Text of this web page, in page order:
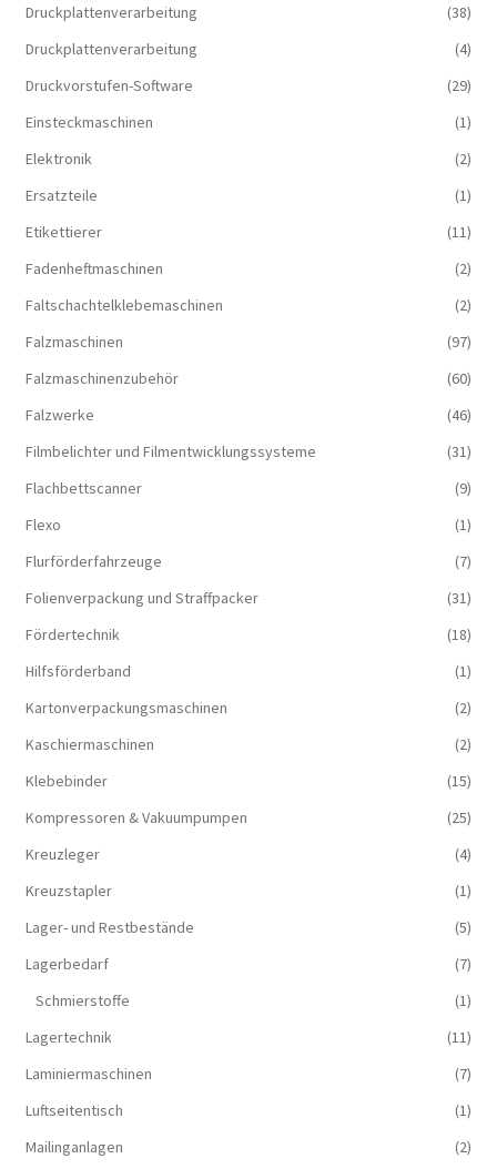
Druckplattenverarbeitung
(38)
Druckplattenverarbeitung
(4)
Druckvorstufen-Software
(29)
Einsteckmaschinen
(1)
Elektronik
(2)
Ersatzteile
(1)
Etikettierer
(11)
Fadenheftmaschinen
(2)
Faltschachtelklebemaschinen
(2)
Falzmaschinen
(97)
Falzmaschinenzubehör
(60)
Falzwerke
(46)
Filmbelichter und Filmentwicklungssysteme
(31)
Flachbettscanner
(9)
Flexo
(1)
Flurförderfahrzeuge
(7)
Folienverpackung und Straffpacker
(31)
Fördertechnik
(18)
Hilfsförderband
(1)
Kartonverpackungsmaschinen
(2)
Kaschiermaschinen
(2)
Klebebinder
(15)
Kompressoren & Vakuum­pumpen
(25)
Kreuzleger
(4)
Kreuzstapler
(1)
Lager- und Restbestände
(5)
Lagerbedarf
(7)
Schmierstoffe
(1)
Lagertechnik
(11)
Laminiermaschinen
(7)
Luftseitentisch
(1)
Mailinganlagen
(2)